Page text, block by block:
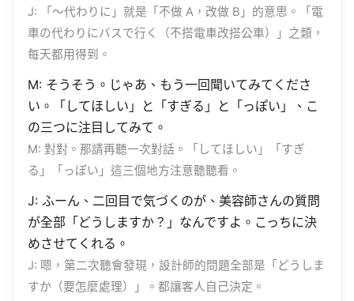
J: 「〜代わりに」就是「不做 A，改做 B」的意思。「電
車の代わりにバスで行く（不搭電車改搭公車）」之類，
每天都用得到。
M: そうそう。じゃあ、もう一回聞いてみてくださ
い。「してほしい」と「すぎる」と「っぽい」、こ
の三つに注目してみて。
M: 對對。那請再聽一次對話。「してほしい」「すぎ
る」「っぽい」這三個地方注意聽聽看。
J: ふーん、二回目で気づくのが、美容師さんの質問
が全部「どうしますか？」なんですよ。こっちに決
めさせてくれる。
J: 嗯，第二次聽會發現，設計師的問題全部是「どうしま
すか（要怎麼處理）」。都讓客人自己決定。